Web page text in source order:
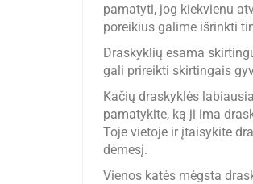
pamatyti, jog kiekvienu
poreikius galime išrinkti
Draskyklių esama
gali prireikti skirtingais
Kačių draskyklės
pamatykite, ką ji ima
Toje vietoje ir įtaisykite
dėmesį.
Vienos katės mėgsta